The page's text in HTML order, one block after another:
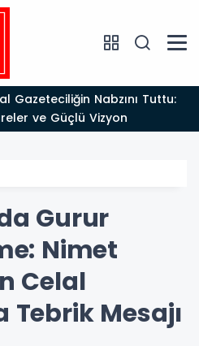
ve Güçlü Vizyon
Gurur
Nimet
Celal
Tebrik Mesajı